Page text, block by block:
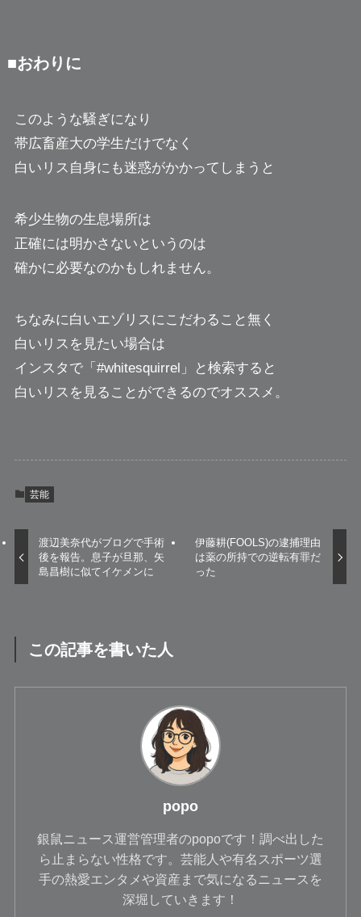
■おわりに
このような騒ぎになり
帯広畜産大の学生だけでなく
白いリス自身にも迷惑がかかってしまうと
希少生物の生息場所は
正確には明かさないというのは
確かに必要なのかもしれません。
ちなみに白いエゾリスにこだわること無く
白いリスを見たい場合は
インスタで「#whitesquirrel」と検索すると
白いリスを見ることができるのでオススメ。
芸能
渡辺美奈代がブログで手術
後を報告。息子が旦那、矢
島昌樹に似てイケメンに
伊藤耕(FOOLS)の逮捕理由
は薬の所持での逆転有罪だ
った
この記事を書いた人
popo
銀鼠ニュース運営管理者のpopoです！調べ出した
ら止まらない性格です。芸能人や有名スポーツ選
手の熱愛エンタメや資産まで気になるニュースを
深堀していきます！